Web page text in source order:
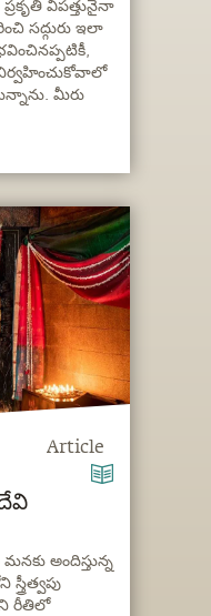
విపత్తునైనా
సద్గురు ఇలా
మీరు
Article
అందిస్తున్న
రీతిలో